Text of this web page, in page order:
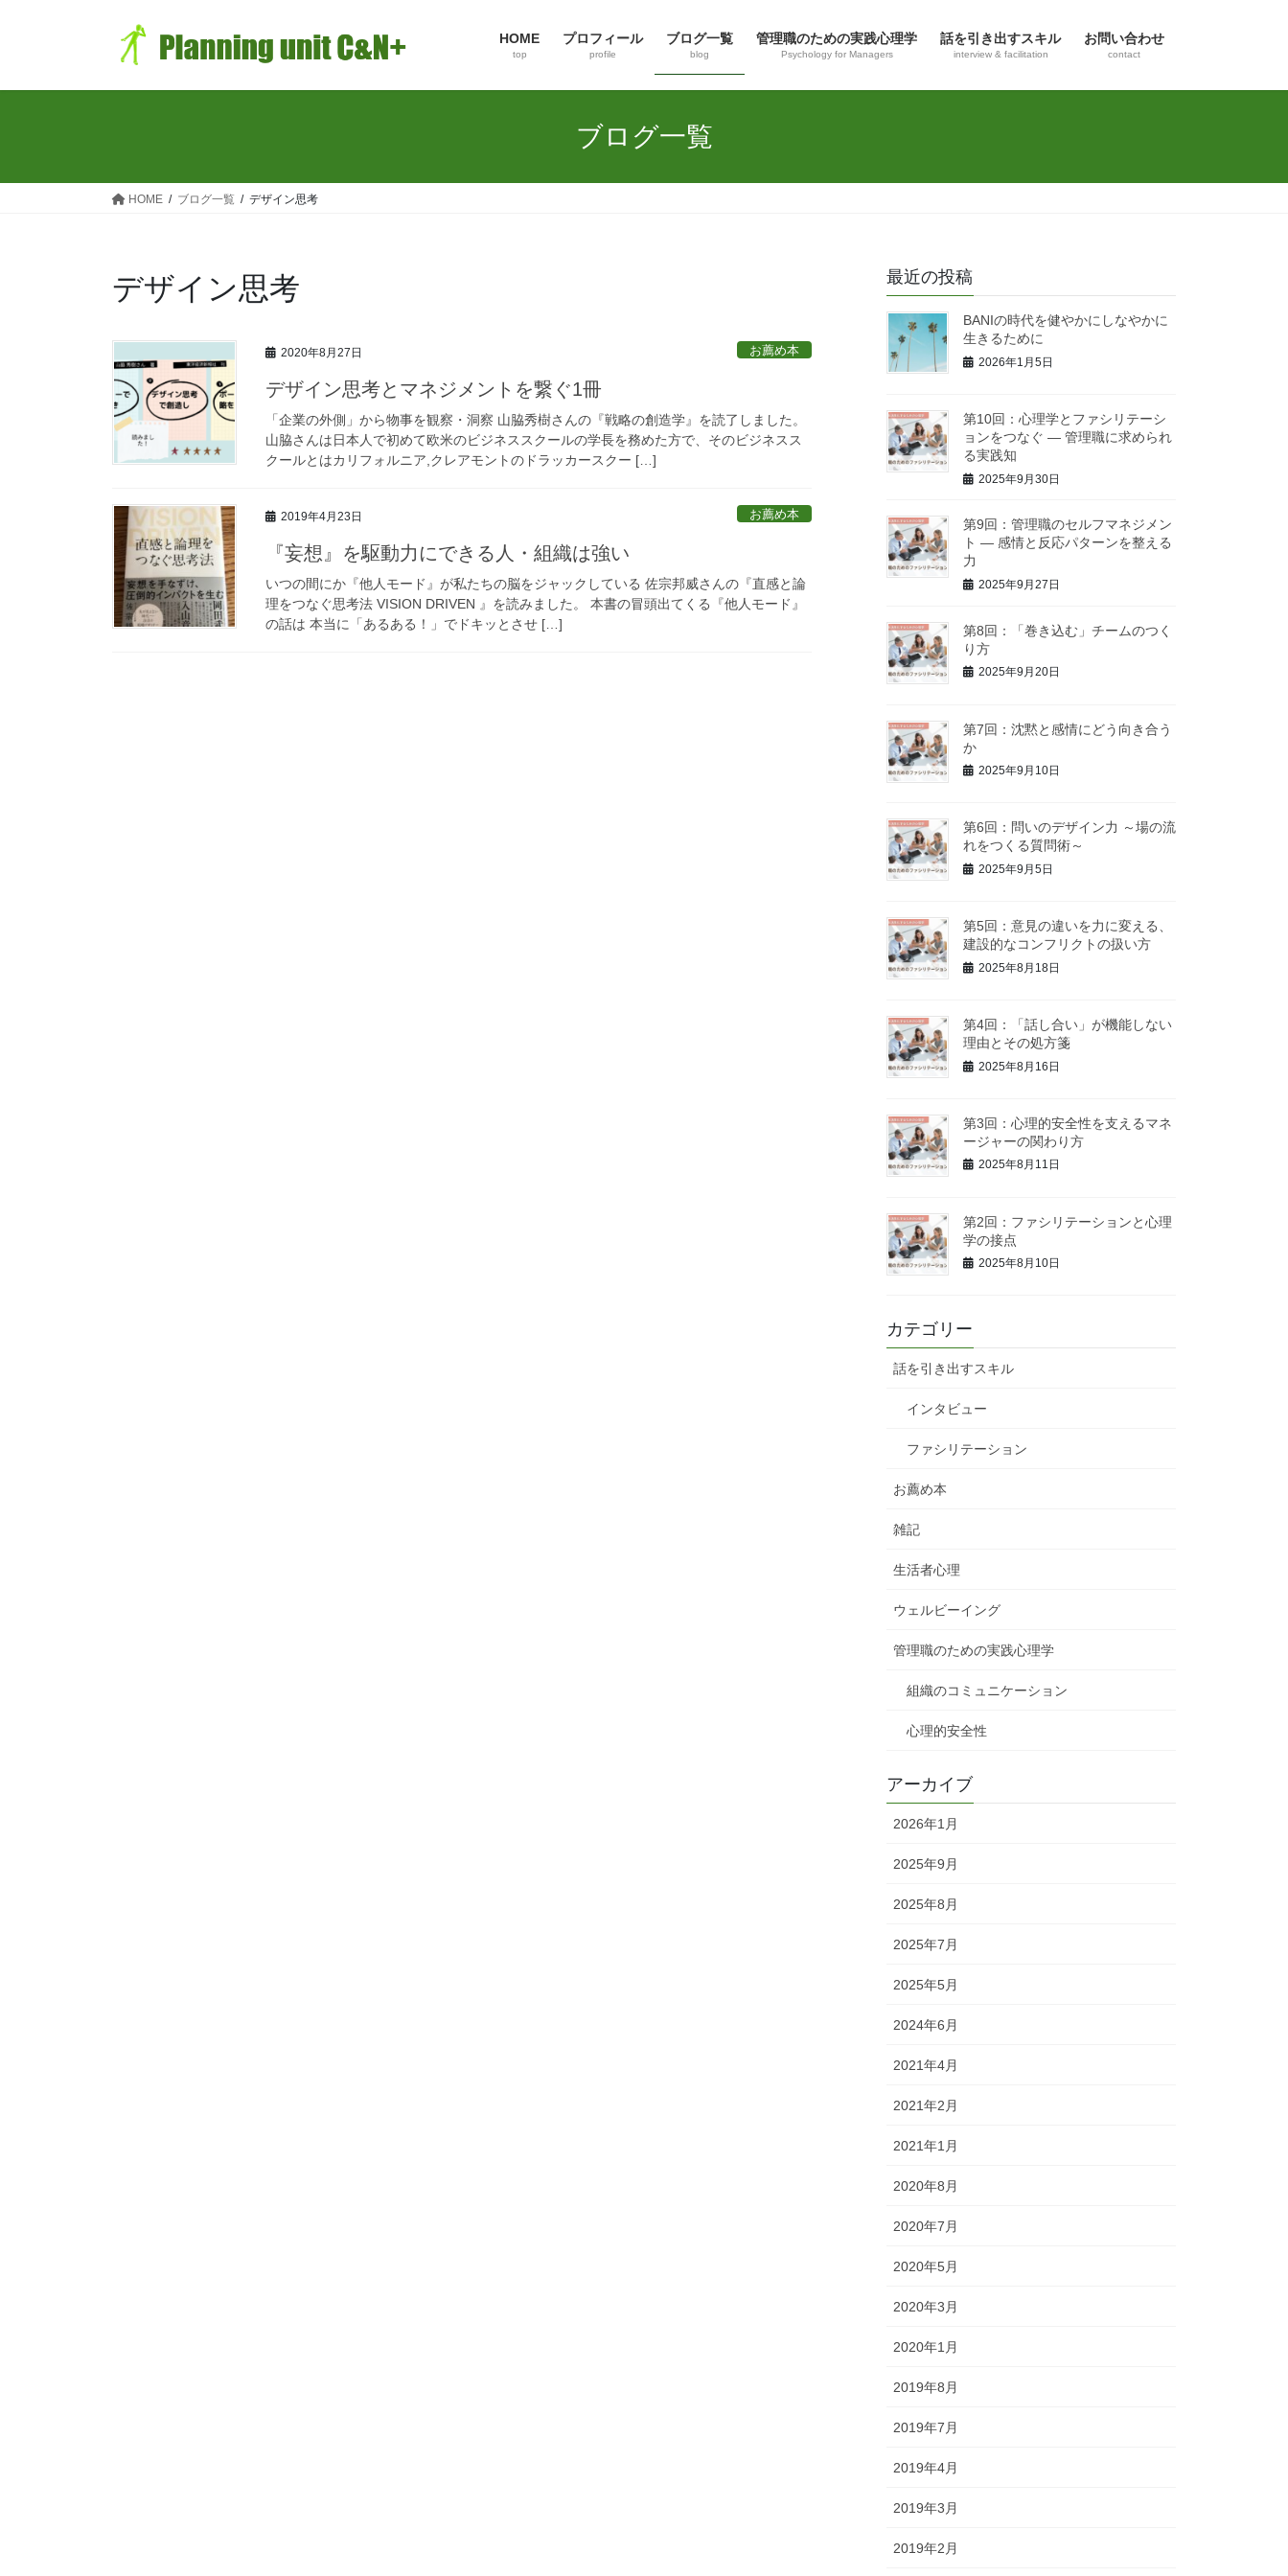
HOME
top
プロフィール
profile
ブログ一覧
blog
管理職のための実践心理学
Psychology for Managers
話を引き出すスキル
interview & facilitation
お問い合わせ
contact
ブログ一覧
HOME ブログ一覧 デザイン思考
デザイン思考
2020年8月27日 お薦め本
デザイン思考とマネジメントを繋ぐ1冊
「企業の外側」から物事を観察・洞察 山脇秀樹さんの『戦略の創造学』を読了しました。
山脇さんは日本人で初めて欧米のビジネススクールの学長を務めた方で、そのビジネスス
クールとはカリフォルニア,クレアモントのドラッカースクー […]
2019年4月23日 お薦め本
『妄想』を駆動力にできる人・組織は強い
いつの間にか『他人モード』が私たちの脳をジャックしている 佐宗邦威さんの『直感と論
理をつなぐ思考法 VISION DRIVEN 』を読みました。 本書の冒頭出てくる『他人モード』
の話は 本当に「あるある！」でドキッとさせ […]
最近の投稿
BANIの時代を健やかにしなやかに
生きるために
2026年1月5日
第10回：心理学とファシリテーシ
ョンをつなぐ ― 管理職に求められ
る実践知
2025年9月30日
第9回：管理職のセルフマネジメン
ト ― 感情と反応パターンを整える
力
2025年9月27日
第8回：「巻き込む」チームのつく
り方
2025年9月20日
第7回：沈黙と感情にどう向き合う
か
2025年9月10日
第6回：問いのデザイン力 ～場の流
れをつくる質問術～
2025年9月5日
第5回：意見の違いを力に変える、
建設的なコンフリクトの扱い方
2025年8月18日
第4回：「話し合い」が機能しない
理由とその処方箋
2025年8月16日
第3回：心理的安全性を支えるマネ
ージャーの関わり方
2025年8月11日
第2回：ファシリテーションと心理
学の接点
2025年8月10日
カテゴリー
話を引き出すスキル
インタビュー
ファシリテーション
お薦め本
雑記
生活者心理
ウェルビーイング
管理職のための実践心理学
組織のコミュニケーション
心理的安全性
アーカイブ
2026年1月
2025年9月
2025年8月
2025年7月
2025年5月
2024年6月
2021年4月
2021年2月
2021年1月
2020年8月
2020年7月
2020年5月
2020年3月
2020年1月
2019年8月
2019年7月
2019年4月
2019年3月
2019年2月